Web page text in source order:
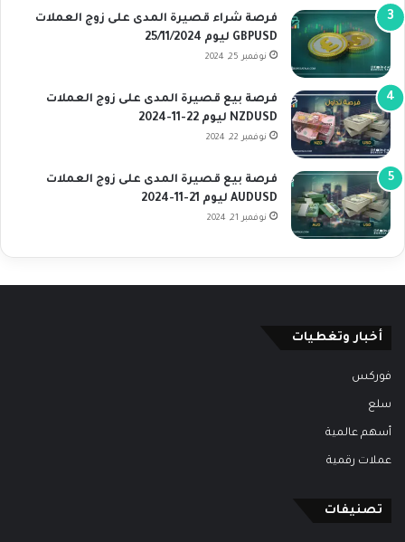
فرصة شراء قصيرة المدى على زوج العملات
GBPUSD ليوم 25/11/2024
نوفمبر 25, 2024
فرصة بيع قصيرة المدى على زوج العملات
NZDUSD ليوم 22-11-2024
نوفمبر 22, 2024
فرصة بيع قصيرة المدى على زوج العملات
AUDUSD ليوم 21-11-2024
نوفمبر 21, 2024
أخبار وتغطيات
فوركس
سلع
أسهم عالمية
عملات رقمية
تصنيفات